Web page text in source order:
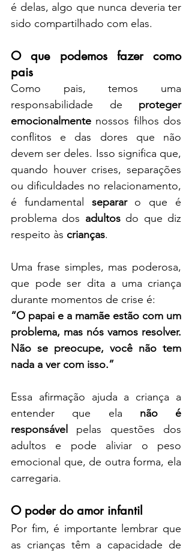
é delas, algo que nunca deveria ter
sido compartilhado com elas.
O que podemos fazer como
pais
Como pais, temos uma
responsabilidade de proteger
emocionalmente nossos filhos dos
conflitos e das dores que não
devem ser deles. Isso significa que,
quando houver crises, separações
ou dificuldades no relacionamento,
é fundamental separar o que é
problema dos adultos do que diz
respeito às crianças.
Uma frase simples, mas poderosa,
que pode ser dita a uma criança
durante momentos de crise é:
“O papai e a mamãe estão com um
problema, mas nós vamos resolver.
Não se preocupe, você não tem
nada a ver com isso.”
Essa afirmação ajuda a criança a
entender que ela não é
responsável
pelas questões dos
adultos e pode aliviar o peso
emocional que, de outra forma, ela
carregaria.
O poder do amor infantil
Por fim, é importante lembrar que
as crianças têm a capacidade de